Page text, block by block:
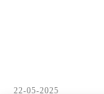
22-05-2025